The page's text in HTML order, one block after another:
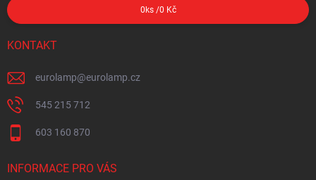
0 ks /0 Kč
KONTAKT
eurolamp@eurolamp.cz
545 215 712
603 160 870
INFORMACE PRO VÁS